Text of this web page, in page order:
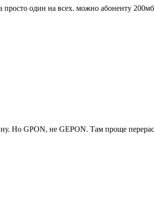
один на всех. можно абоненту
Но GPON, не GEPON. Там проще